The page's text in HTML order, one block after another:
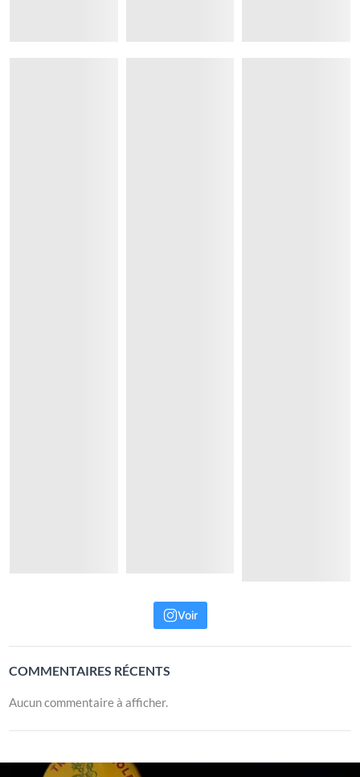
Voir
COMMENTAIRES RÉCENTS
Aucun commentaire à afficher.